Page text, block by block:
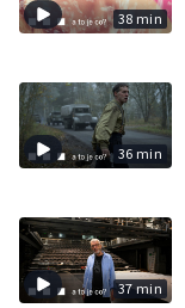
38 min
36 min
37 min